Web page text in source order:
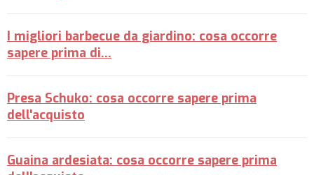
I migliori barbecue da giardino: cosa occorre
sapere prima di...
Presa Schuko: cosa occorre sapere prima
dell'acquisto
Guaina ardesiata: cosa occorre sapere prima